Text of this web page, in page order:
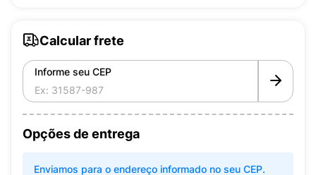
Calcular frete
Informe seu CEP
Opções de entrega
Enviamos para o endereço informado no seu CEP.